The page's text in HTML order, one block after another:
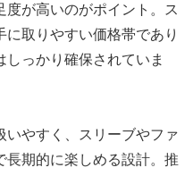
度が高いのがポイント。ス
取りやすい価格帯であり
っかり確保されていま
いやすく、スリーブやファ
長期的に楽しめる設計。推